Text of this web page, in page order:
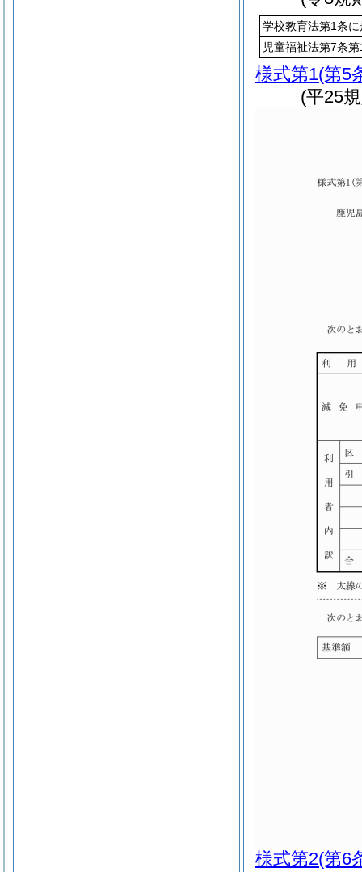
学校教育法第1条
児童福祉法第7条
様式第1(第5
(平25
様式第2(第6